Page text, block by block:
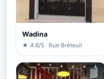
Wadina
★ 4.6/5 · Rue Breteuil